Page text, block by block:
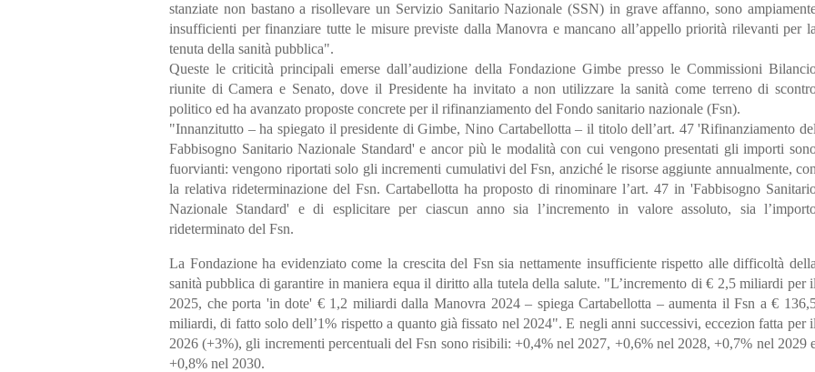
stanziate non bastano a risollevare un Servizio Sanitario Nazionale (SSN) in grave affanno, sono
insufficienti per finanziare tutte le misure previste dalla Manovra e mancano all’appello priorità rilevanti per la
tenuta della sanità pubblica".
Queste le criticità principali emerse dall’audizione della Fondazione Gimbe presso le Commissioni
riunite di Camera e Senato, dove il Presidente ha invitato a non utilizzare la sanità come terreno di
politico ed ha avanzato proposte concrete per il rifinanziamento del Fondo sanitario nazionale (Fsn).
"Innanzitutto – ha spiegato il presidente di Gimbe, Nino Cartabellotta – il titolo dell’art. 47 'Rifinanziamento del
Fabbisogno Sanitario Nazionale Standard' e ancor più le modalità con cui vengono presentati gli importi
fuorvianti: vengono riportati solo gli incrementi cumulativi del Fsn, anziché le risorse aggiunte annualmente, con
la relativa rideterminazione del Fsn. Cartabellotta ha proposto di rinominare l’art. 47 in 'Fabbisogno
Nazionale Standard' e di esplicitare per ciascun anno sia l’incremento in valore assoluto, sia
rideterminato del Fsn.
La Fondazione ha evidenziato come la crescita del Fsn sia nettamente insufficiente rispetto alle difficoltà della
sanità pubblica di garantire in maniera equa il diritto alla tutela della salute. "L’incremento di € 2,5 miliardi per il
2025, che porta 'in dote' € 1,2 miliardi dalla Manovra 2024 – spiega Cartabellotta – aumenta il Fsn a €
miliardi, di fatto solo dell’1% rispetto a quanto già fissato nel 2024". E negli anni successivi, eccezion fatta per il
2026 (+3%), gli incrementi percentuali del Fsn sono risibili: +0,4% nel 2027, +0,6% nel 2028, +0,7% nel 2029
+0,8% nel 2030.